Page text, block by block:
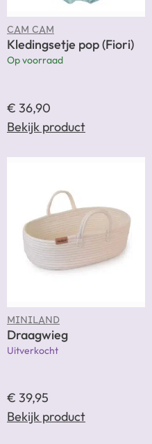
CAM CAM
Kledingsetje pop (Fiori)
Op voorraad
€ 36,90
Bekijk product
MINILAND
Draagwieg
Uitverkocht
€ 39,95
Bekijk product